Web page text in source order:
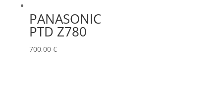
PANASONIC
PTD Z780
700,00 €